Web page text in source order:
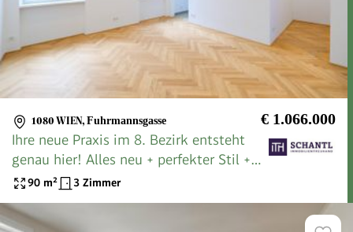
1080 WIEN, Fuhrmannsgasse € 1.066.000
Ihre neue Praxis im 8. Bezirk entsteht
genau hier! Alles neu + perfekter Stil +
barrierefrei!
90 m² 3 Zimmer